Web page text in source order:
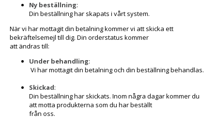
Ny beställning:
Din beställning har skapats i vårt system.
När vi har mottagit din betalning kommer vi att skicka ett
bekräftelsemejl till dig. Din orderstatus kommer
att ändras till:
Under behandling:
Vi har mottagit din betalning och din beställning behandlas.
Skickad:
Din beställning har skickats. Inom några dagar kommer du
att motta produkterna som du har beställt
från oss.